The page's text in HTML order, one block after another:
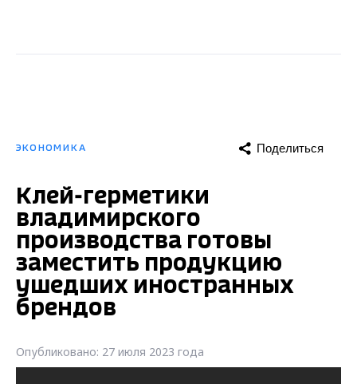
ЭКОНОМИКА Поделиться
Клей-герметики
владимирского
производства готовы
заместить продукцию
ушедших иностранных
брендов
Опубликовано: 27 июля 2023 года